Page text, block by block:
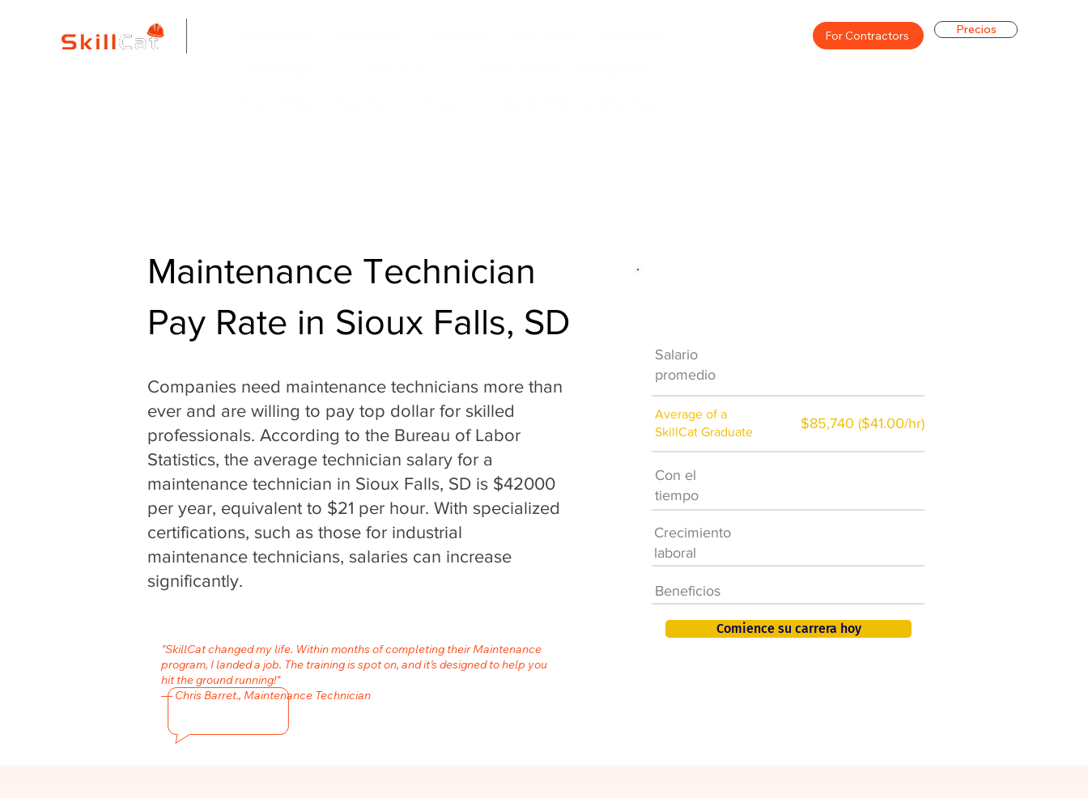
For Contractors Precios
Maintenance Technician
Pay Rate in Sioux Falls, SD
Companies need maintenance technicians more than
ever and are willing to pay top dollar for skilled
professionals. According to the Bureau of Labor
Statistics, the average technician salary for a
maintenance technician in Sioux Falls, SD is $42000
per year, equivalent to $21 per hour. With specialized
certifications, such as those for industrial
maintenance technicians, salaries can increase
significantly.
"SkillCat changed my life. Within months of completing their Maintenance
program, I landed a job. The training is spot on, and it’s designed to help you
hit the ground running!"
— Chris Barret., Maintenance Technician
Salario
promedio
Average of a
SkillCat Graduate
$85,740 ($41.00/hr)
Con el
tiempo
Crecimiento
laboral
Beneficios
Comience su carrera hoy